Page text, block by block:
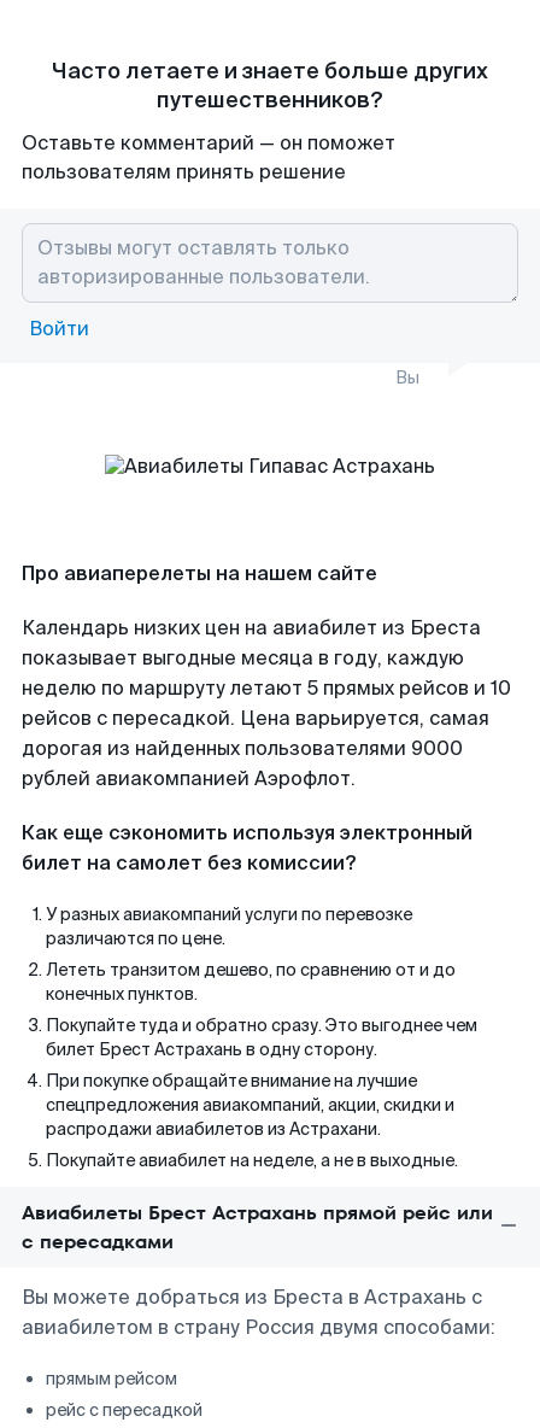
Часто летаете и знаете больше других
путешественников?
Оставьте комментарий — он поможет
пользователям принять решение
Войти
Вы
Про авиаперелеты на нашем сайте
Календарь низких цен на авиабилет из Бреста
показывает выгодные месяца в году, каждую
неделю по маршруту летают 5 прямых рейсов и 10
рейсов с пересадкой. Цена варьируется, самая
дорогая из найденных пользователями 9000
рублей авиакомпанией Аэрофлот.
Как еще сэкономить используя электронный
билет на самолет без комиссии?
У разных авиакомпаний услуги по перевозке
различаются по цене.
Лететь транзитом дешево, по сравнению от и до
конечных пунктов.
Покупайте туда и обратно сразу. Это выгоднее чем
билет Брест Астрахань в одну сторону.
При покупке обращайте внимание на лучшие
спецпредложения авиакомпаний, акции, скидки и
распродажи авиабилетов из Астрахани.
Покупайте авиабилет на неделе, а не в выходные.
Авиабилеты Брест Астрахань прямой рейс или
с пересадками
Вы можете добраться из Бреста в Астрахань с
авиабилетом в страну Россия двумя способами:
прямым рейсом
рейс с пересадкой